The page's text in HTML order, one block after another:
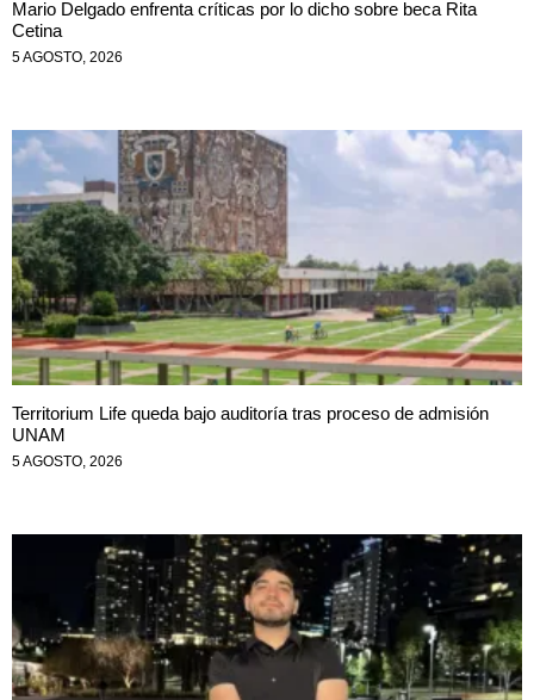
Mario Delgado enfrenta críticas por lo dicho sobre beca Rita
Cetina
5 AGOSTO, 2026
Territorium Life queda bajo auditoría tras proceso de admisión
UNAM
5 AGOSTO, 2026